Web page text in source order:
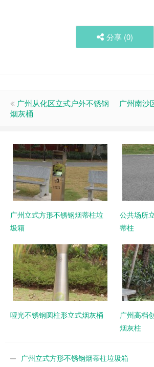
分享 (0)
广州从化区立式户外不锈钢
烟灰桶
广州南沙
广州立式方形不锈钢烟蒂柱垃
圾箱
公共场所
蒂柱
哑光不锈钢圆柱形立式烟灰桶
广州高档
烟灰柱
广州立式方形不锈钢烟蒂柱垃圾箱